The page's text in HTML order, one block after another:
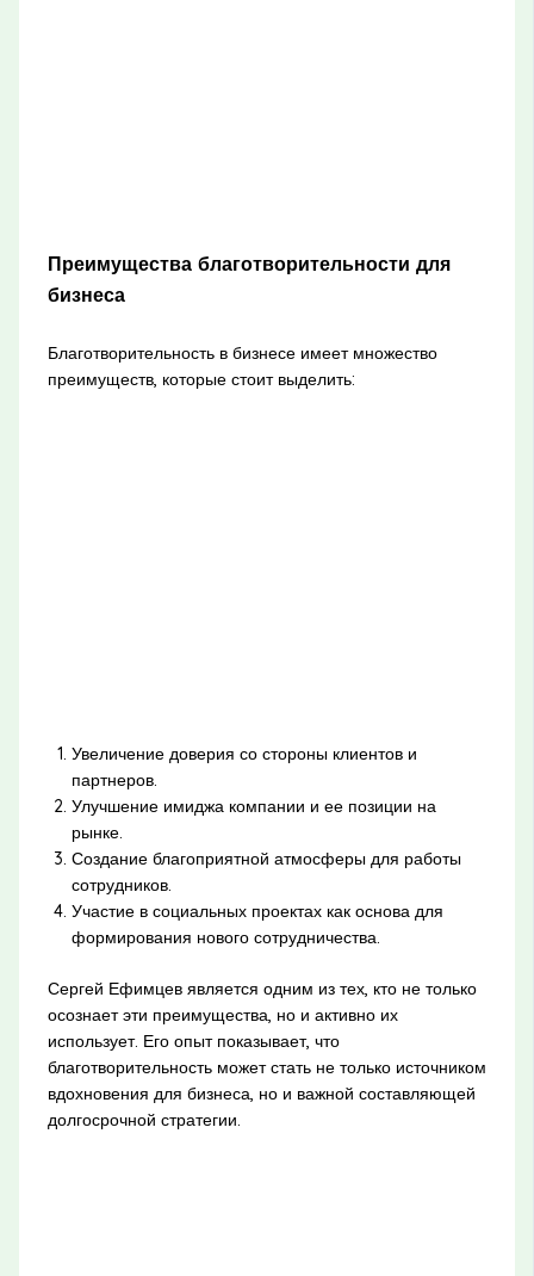
Преимущества благотворительности для
бизнеса
Благотворительность в бизнесе имеет множество
преимуществ, которые стоит выделить:
Увеличение доверия со стороны клиентов и
партнеров.
Улучшение имиджа компании и ее позиции на
рынке.
Создание благоприятной атмосферы для работы
сотрудников.
Участие в социальных проектах как основа для
формирования нового сотрудничества.
Сергей Ефимцев является одним из тех, кто не только
осознает эти преимущества, но и активно их
использует. Его опыт показывает, что
благотворительность может стать не только источником
вдохновения для бизнеса, но и важной составляющей
долгосрочной стратегии.